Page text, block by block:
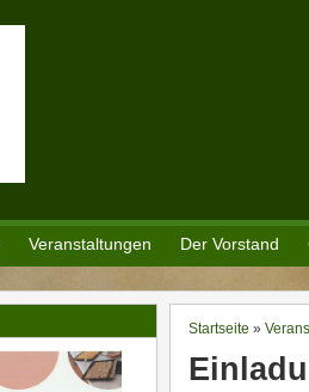
Veranstaltungen Der Vorstand
Sie sind
Startseite »